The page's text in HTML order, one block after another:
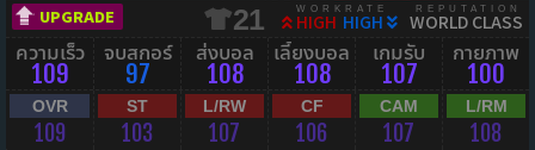
UPGRADE 21 WORKRATE
HIGH HIGH
REPUTATION
WORLD CLASS
ความเร็ว
109
จบสกอร์
97
ส่งบอล
108
เลี้ยงบอล
108
เกมรับ
107
กายภาพ
100
OVR
109
ST
103
L/RW
107
CF
106
CAM
107
L/RM
108